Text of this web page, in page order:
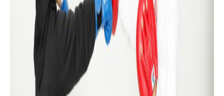
お問い合せ
当事務所の個人情報の取扱に関するお問い合せは下記までご
連絡ください。
税理士・社会保険労務士事務所オフィス・モリシマ
〒156-0043
東京都世田谷区松原2-46-9 第一力蔵ビル706号室